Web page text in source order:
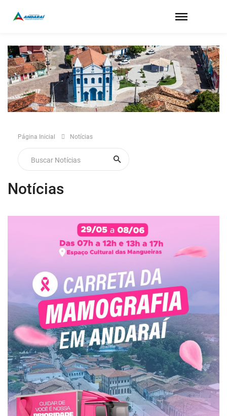
Página Inicial Notícias
Notícias